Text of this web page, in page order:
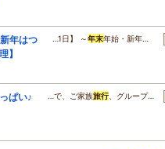
年はつ
】
…1日】 ～年末年始・新年…
ぱい♪
…で、ご家族旅行、グループ…